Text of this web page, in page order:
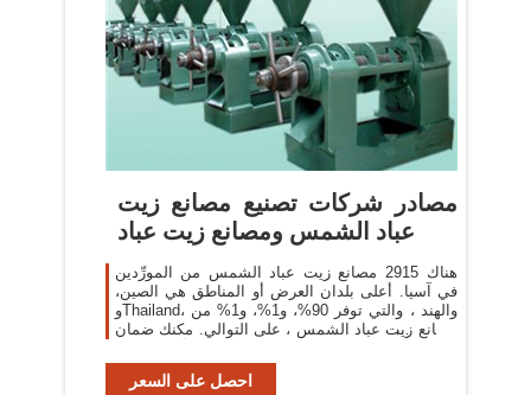
مصادر شركات تصنيع مصانع زيت
عباد الشمس ومصانع زيت عباد
هناك 2915 مصانع زيت عباد الشمس من المورِّدين
في آسيا. أعلى بلدان العرض أو المناطق هي الصين،
وThailand، والهند ، والتي توفر 90%، و1%، و1% من
مصانع زيت عباد الشمس ، على التوالي. مكنك ضمان
احصل على السعر